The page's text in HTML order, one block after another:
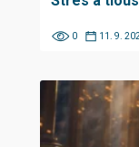
0 11. 9.